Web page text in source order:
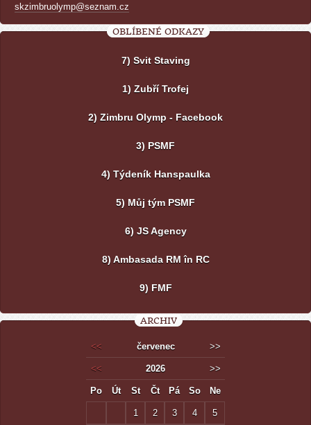
skzimbruolymp@seznam.cz
OBLÍBENÉ ODKAZY
7) Svit Staving
1) Zubří Trofej
2) Zimbru Olymp - Facebook
3) PSMF
4) Týdeník Hanspaulka
5) Můj tým PSMF
6) JS Agency
8) Ambasada RM în RC
9) FMF
ARCHIV
<< červenec >>
<< 2026 >>
Po Út St Čt Pá So Ne
1 2 3 4 5